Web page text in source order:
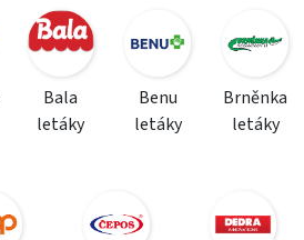
Bala
letáky
Benu
letáky
Brněnka
letáky